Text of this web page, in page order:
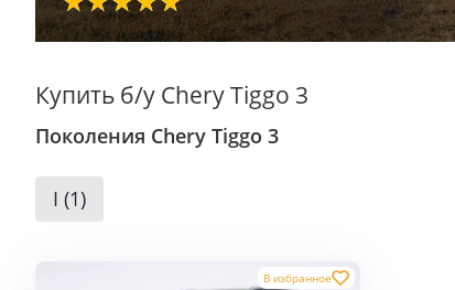
Купить б/у Chery Tiggo 3
Поколения Chery Tiggo 3
I (1)
В избранное